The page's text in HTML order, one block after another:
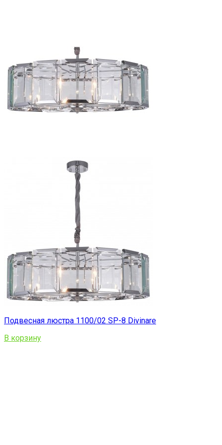
Подвесная люстра 1100/02 SP-8 Divinare
В корзину